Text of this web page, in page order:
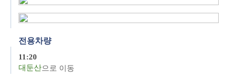
전용차량
11:20
대 둔산으로 이동